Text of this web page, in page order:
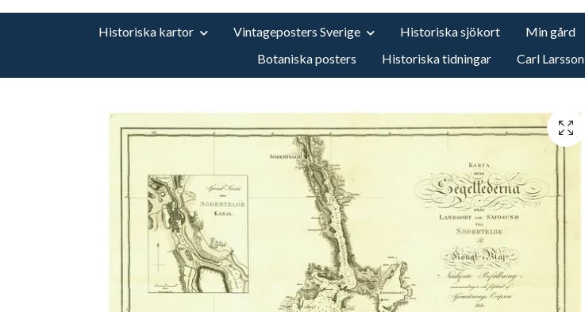
Historiska kartor Vintageposters Sverige Historiska sjökort Min gård
Botaniska posters
Historiska tidningar Carl Larsson